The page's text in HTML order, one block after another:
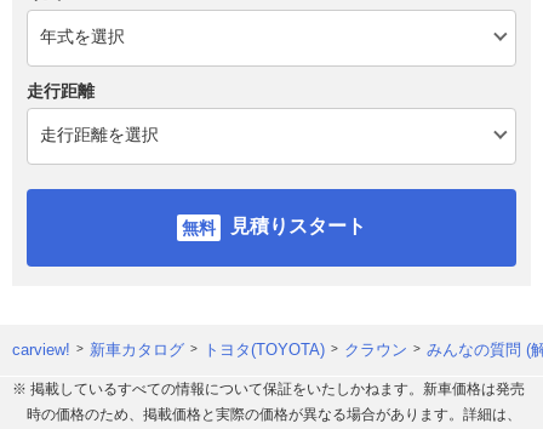
走行距離
見積りスタート
carview! 新車カタログ トヨタ(TOYOTA) クラウン みんなの質問 (
※ 掲載しているすべての情報について保証をいたしかねます。新車価格は発売
時の価格のため、掲載価格と実際の価格が異なる場合があります。詳細は、